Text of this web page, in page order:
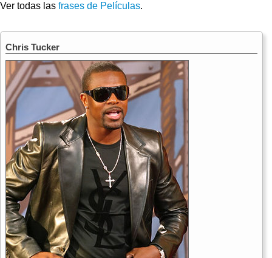
Ver todas las frases de Películas.
Chris Tucker